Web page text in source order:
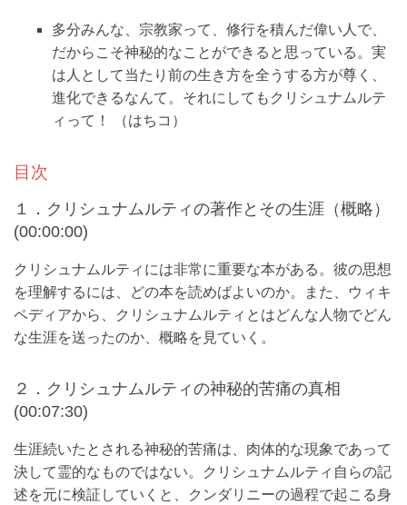
多分みんな、宗教家って、修行を積んだ偉い人で、
だからこそ神秘的なことができると思っている。実
は人として当たり前の生き方を全うする方が尊く、
進化できるなんて。それにしてもクリシュナムルテ
ィって！
（はちコ）
目次
１．クリシュナムルティの著作とその生涯（概略）
(00:00:00)
クリシュナムルティには非常に重要な本がある。彼の思想
を理解するには、どの本を読めばよいのか。また、ウィキ
ペディアから、クリシュナムルティとはどんな人物でどん
な生涯を送ったのか、概略を見ていく。
２．クリシュナムルティの神秘的苦痛の真相
(00:07:30)
生涯続いたとされる神秘的苦痛は、肉体的な現象であって
決して霊的なものではない。クリシュナムルティ自らの記
述を元に検証していくと、クンダリニーの過程で起こる身